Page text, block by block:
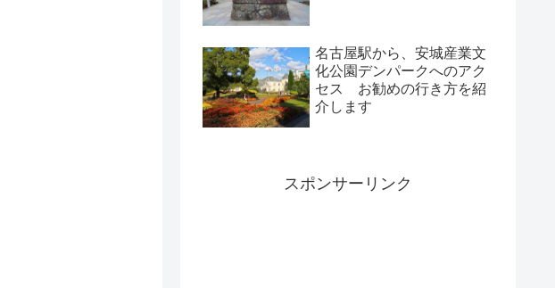
名古屋駅から、安城産業文
化公園デンパークへのアク
セス お勧めの行き方を紹
介します
スポンサーリンク